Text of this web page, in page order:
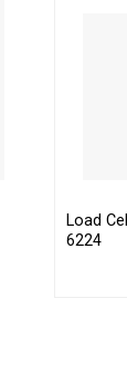
Load
6224